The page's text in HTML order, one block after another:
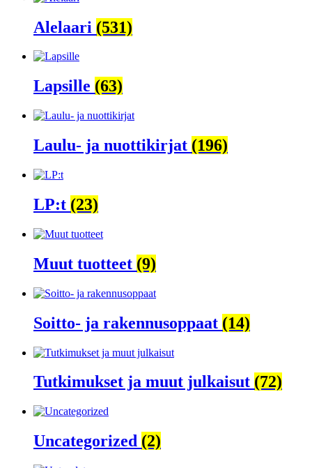
Alelaari (531)
Lapsille (63)
Laulu- ja nuottikirjat (196)
LP:t (23)
Muut tuotteet (9)
Soitto- ja rakennusoppaat (14)
Tutkimukset ja muut julkaisut (72)
Uncategorized (2)